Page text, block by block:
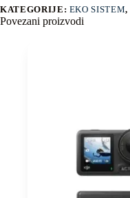
KATEGORIJE: EKO SISTEM,
Povezani proizvodi